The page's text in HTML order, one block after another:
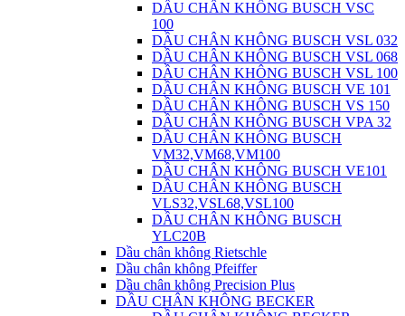
DẦU CHÂN KHÔNG BUSCH VSC
100
DẦU CHÂN KHÔNG BUSCH VSL 032
DẦU CHÂN KHÔNG BUSCH VSL 068
DẦU CHÂN KHÔNG BUSCH VSL 100
DẦU CHÂN KHÔNG BUSCH VE 101
DẦU CHÂN KHÔNG BUSCH VS 150
DẦU CHÂN KHÔNG BUSCH VPA 32
DẦU CHÂN KHÔNG BUSCH
VM32,VM68,VM100
DẦU CHÂN KHÔNG BUSCH VE101
DẦU CHÂN KHÔNG BUSCH
VLS32,VSL68,VSL100
DẦU CHÂN KHÔNG BUSCH
YLC20B
Dầu chân không Rietschle
Dầu chân không Pfeiffer
Dầu chân không Precision Plus
DẦU CHÂN KHÔNG BECKER